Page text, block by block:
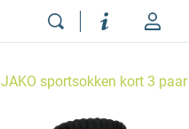
JAKO sportsokken kort 3 paar